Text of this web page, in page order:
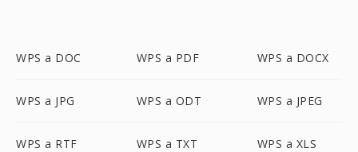
WPS a DOC WPS a PDF WPS a DOCX
WPS a JPG WPS a ODT WPS a JPEG
WPS a RTF WPS a TXT WPS a XLS